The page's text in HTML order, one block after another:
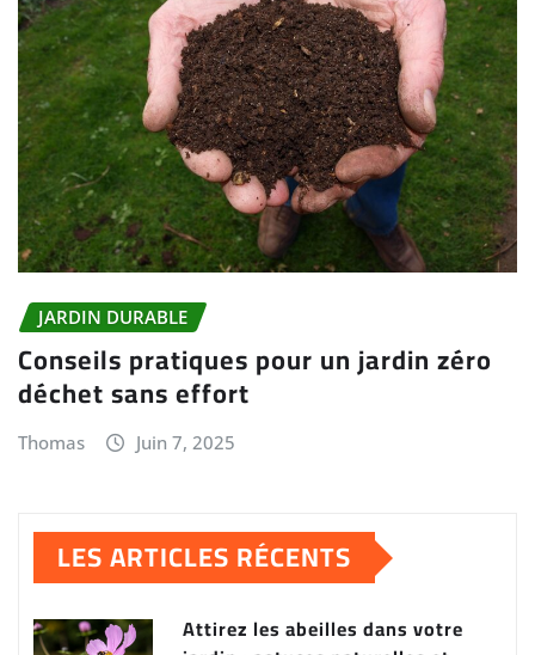
JARDIN DURABLE
Conseils pratiques pour un jardin zéro
déchet sans effort
Thomas Juin 7, 2025
LES ARTICLES RÉCENTS
Attirez les abeilles dans votre